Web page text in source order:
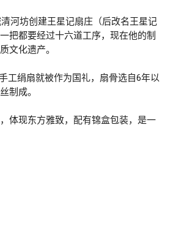
河坊创建王星记扇庄（后改名王星记
把都要经过十六道工序，现在他的制
文化遗产。
工绢扇就被作为国礼，扇骨选自6年以
制成。
体现东方雅致，配有锦盒包装，是一